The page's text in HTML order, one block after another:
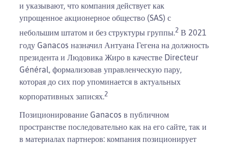
и указывают, что компания действует как
упрощенное акционерное общество (SAS) с
небольшим штатом и без структуры группы.2 В 2021
году Ganacos назначил Антуана Гегена на должность
президента и Людовика Жиро в качестве Directeur
Général, формализовав управленческую пару,
которая до сих пор упоминается в актуальных
корпоративных записях.2
Позиционирование Ganacos в публичном
пространстве последовательно как на его сайте, так и
в материалах партнеров: компания позиционирует